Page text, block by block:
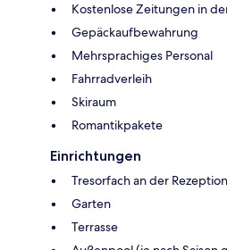
Kostenlose Zeitungen in
Gepäckaufbewahrung
Mehrsprachiges Personal
Fahrradverleih
Skiraum
Romantikpakete
Einrichtungen
Tresorfach an der Rezeption
Garten
Terrasse